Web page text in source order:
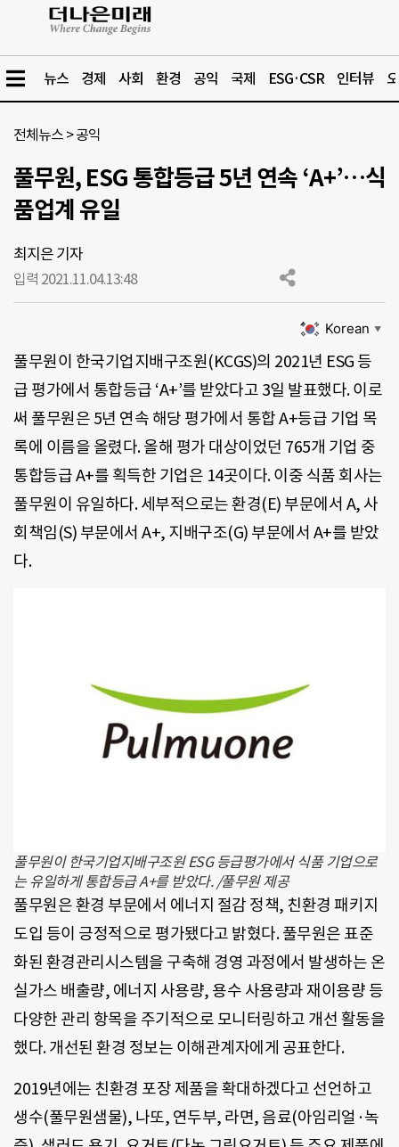
뉴스 경제 사회 환경 공익 국제 ESG·CSR 인터뷰
전체뉴스 >공익
풀무원, ESG 통합등급 5년 연속 ‘A+’…식
품업계 유일
최지은 기자
입력 2021.11.04.13:48
Korean ▼
풀무원이 한국기업지배구조원(KCGS)의 2021년 ESG 등
급 평가에서 통합등급 ‘A+’를 받았다고 3일 발표했다. 이로
써 풀무원은 5년 연속 해당 평가에서 통합 A+등급 기업 목
록에 이름을 올렸다. 올해 평가 대상이었던 765개 기업 중
통합등급 A+를 획득한 기업은 14곳이다. 이중 식품 회사는
풀무원이 유일하다. 세부적으로는 환경(E) 부문에서 A, 사
회책임(S) 부문에서 A+, 지배구조(G) 부문에서 A+를 받았
다.
풀무원이 한국기업지배구조원 ESG 등급평가에서 식품 기업으로
는 유일하게 통합등급 A+를 받았다. /풀무원 제공
풀무원은 환경 부문에서 에너지 절감 정책, 친환경 패키지
도입 등이 긍정적으로 평가됐다고 밝혔다. 풀무원은 표준
화된 환경관리시스템을 구축해 경영 과정에서 발생하는 온
실가스 배출량, 에너지 사용량, 용수 사용량과 재이용량 등
다양한 관리 항목을 주기적으로 모니터링하고 개선 활동을
했다. 개선된 환경 정보는 이해관계자에게 공표한다.
2019년에는 친환경 포장 제품을 확대하겠다고 선언하고
생수(풀무원샘물), 나또, 연두부, 라면, 음료(아임리얼·녹